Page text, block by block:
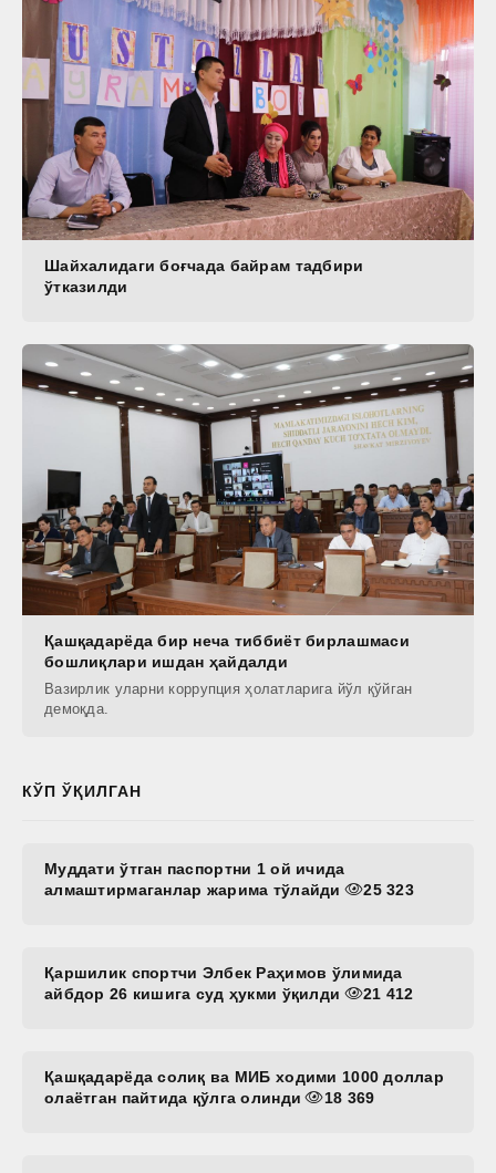
Шайхалидаги боғчада байрам тадбири
ўтказилди
Қашқадарёда бир неча тиббиёт бирлашмаси
бошлиқлари ишдан ҳайдалди
Вазирлик уларни коррупция ҳолатларига йўл қўйган
демоқда.
КЎП ЎҚИЛГАН
Муддати ўтган паспортни 1 ой ичида
алмаштирмаганлар жарима тўлайди
25 323
Қаршилик спортчи Элбек Раҳимов ўлимида
айбдор 26 кишига суд ҳукми ўқилди
21 412
Қашқадарёда солиқ ва МИБ ходими 1000 доллар
олаётган пайтида қўлга олинди
18 369